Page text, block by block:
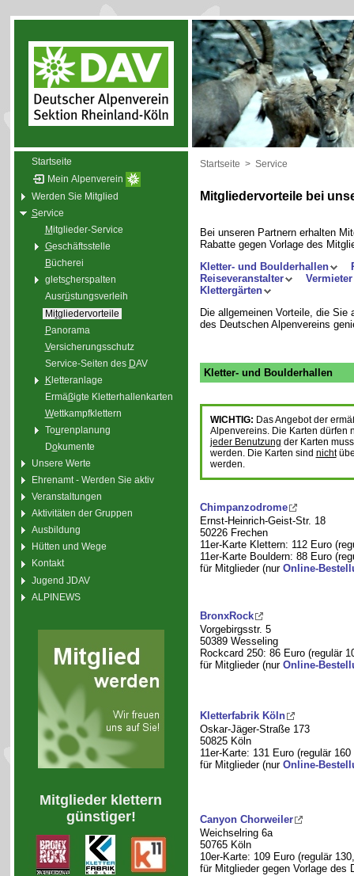
Startseite
Mein Alpenverein
Werden Sie Mitglied
Service
Mitglieder-Service
Geschäftsstelle
Bücherei
gletscherspalten
Ausrüstungsverleih
Mitgliedervorteile
Panorama
Versicherungsschutz
Service-Seiten des DAV
Kletteranlage
Ermäßigte Kletterhallenkarten
Wettkampfklettern
Tourenplanung
Dokumente
Unsere Werte
Ehrenamt - Werden Sie aktiv
Veranstaltungen
Aktivitäten der Gruppen
Ausbildung
Hütten und Wege
Kontakt
Jugend JDAV
ALPINEWS
Mitglieder klettern
günstiger!
Startseite > Service
Mitgliedervorteile bei
Bei unseren Partnern erhalten
Rabatte gegen Vorlage des
Kletter- und Boulderhallen
Reiseveranstalter
Vermieter
Klettergärten
Die allgemeinen Vorteile, die
des Deutschen Alpenvereins
Kletter- und Boulderhallen
WICHTIG: Das Angebot der
Alpenvereins. Die Karten dürfen
jeder Benutzung der Karten
werden. Die Karten sind nicht
werden.
Chimpanzodrome
Ernst-Heinrich-Geist-Str. 18
50226 Frechen
11er-Karte Klettern: 112 Euro
11er-Karte Bouldern: 88 Euro
für Mitglieder (nur Online-
BronxRock
Vorgebirgsstr. 5
50389 Wesseling
Rockcard 250: 86 Euro (regulär
für Mitglieder (nur Online-
Kletterfabrik Köln
Oskar-Jäger-Straße 173
50825 Köln
11er-Karte: 131 Euro (regulär 160
für Mitglieder (nur Online-
Canyon Chorweiler
Weichselring 6a
50765 Köln
10er-Karte: 109 Euro (regulär
für Mitglieder gegen Vorlage des